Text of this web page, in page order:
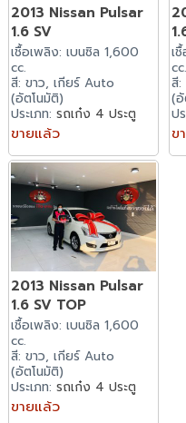
2013 Nissan Pulsar
1.6 SV
เชื้อเพลิง: เบนซิล 1,600
cc.
สี: ขาว, เกียร์ Auto
(อัตโนมัติ)
ประเภท:รถเก๋ง 4 ประตู
ขายแล้ว
เ
cc.
สี:
(
ป
ข
2013 Nissan Pulsar
1.6 SV TOP
เชื้อเพลิง: เบนซิล 1,600
cc.
สี: ขาว, เกียร์ Auto
(อัตโนมัติ)
ประเภท:รถเก๋ง 4 ประตู
ขายแล้ว